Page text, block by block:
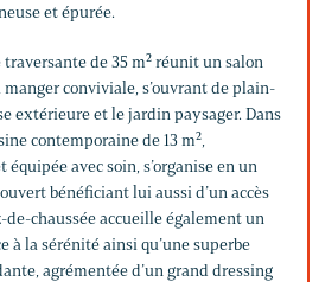
et épurée.
traversante de 35 m² réunit un salon
conviviale, s’ouvrant de plain-
extérieure et le jardin paysager. Dans
contemporaine de 13 m²,
avec soin, s’organise en un
bénéficiant lui aussi d’un accès
de-chaussée accueille également un
à la sérénité ainsi qu’une superbe
agrémentée d’un grand dressing